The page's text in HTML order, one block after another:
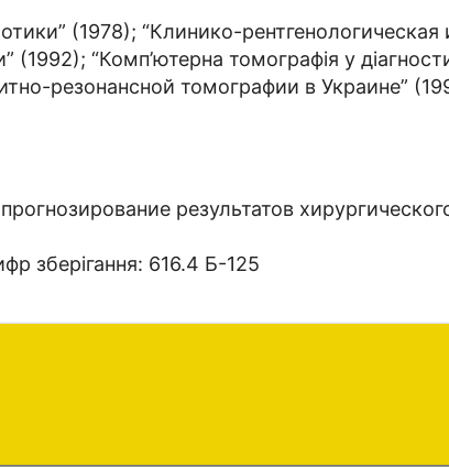
(1978); “Клинико-
“Комп’ютерна томографія у
резонансной томографии в Украине”
результатов
зберігання: 616.4 Б-125